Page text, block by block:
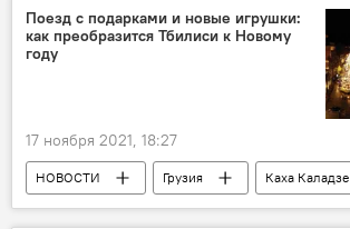
Российский шоу-бизнес
Поезд с подарками и новые игрушки:
как преобразится Тбилиси к Новому
году
17 ноября 2021, 18:27
НОВОСТИ Грузия
Каха Каладзе
Новый год
Тбилиси